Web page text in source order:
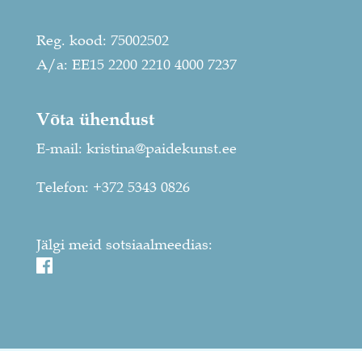
Reg. kood: 75002502
A/a: EE15 2200 2210 4000 7237
Võta ühendust
E-mail: kristina@paidekunst.ee
Telefon: +372 5343 0826
Jälgi meid sotsiaalmeedias: